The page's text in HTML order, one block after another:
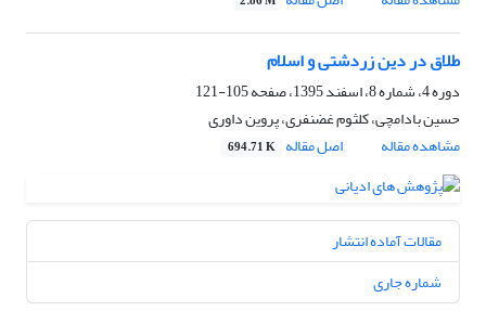
طلاق در دین زردشتی و اسلام
دوره 4، شماره 8، اسفند 1395، صفحه
105-121
حسین بادامچی، کلثوم غضنفری، پروین داوری
مشاهده مقاله
اصل مقاله 694.71 K
مقالات آماده انتشار
شماره جاری